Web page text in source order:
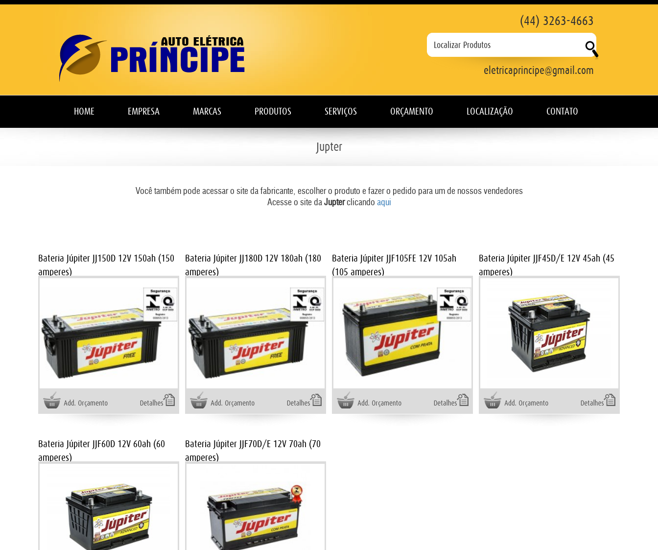
(44) 3263-4663
eletricaprincipe@gmail.com
HOME EMPRESA MARCAS PRODUTOS SERVIÇOS ORÇAMENTO LOCALIZAÇÃO CONTATO
Jupter
Você também pode acessar o site da fabricante, escolher o produto e fazer o pedido para um de nossos vendedores
Acesse o site daJupterclicando aqui
Bateria Júpiter JJ150D 12V 150ah (150
amperes)
Bateria Júpiter JJ180D 12V 180ah (180
amperes)
Bateria Júpiter JJF105FE 12V 105ah
(105 amperes)
Bateria Júpiter JJF45D/E 12V 45ah (45
amperes)
Bateria Júpiter JJF60D 12V 60ah (60
amperes)
Bateria Júpiter JJF70D/E 12V 70ah (70
amperes)